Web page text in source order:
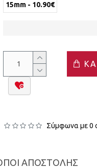
Σύμφωνα με 0
15mm - 10.90€
ΑΠΟΣΤΟΛΉΣ